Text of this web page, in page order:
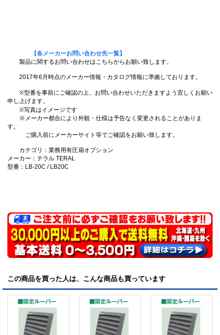
【各メーカーお問い合わせ先一覧】
製品に関するお問い合わせはこちらからお願い致します。
2017年6月時点のメーカー情報・カタログ情報に準拠しております。
※型番を事前にご確認の上、お問い合わせいただきますよう宜しくお願い
申し上げます。
※写真はイメージです
※メーカー都合により外観・仕様は予告なく変更されることがありま
す。
ご購入前にメーカーサイト等でご確認をお願い致します。
カテゴリ：業務用有圧扇オプション
メーカー：テラル TERAL
型番：LB-20C / LB20C
この商品を買った人は、こんな商品も買っています